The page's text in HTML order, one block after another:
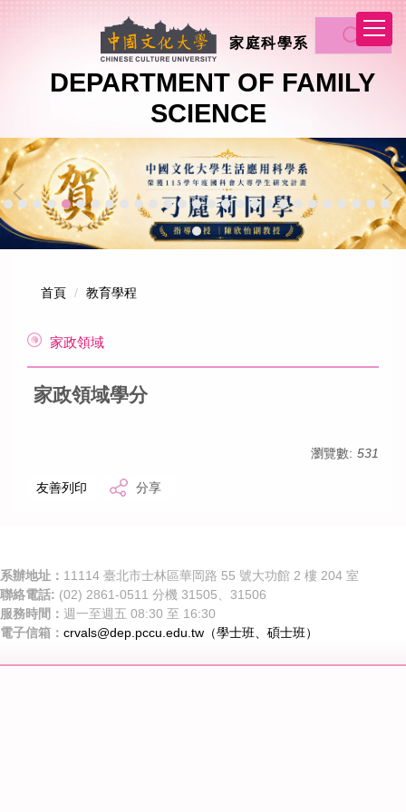
家庭科學系
DEPARTMENT OF FAMILY
SCIENCE
首頁 教育學程
家政領域
家政領域學分
瀏覽數: 531
友善列印 分享
系辦地址： 11114 臺北市士林區華岡路 55 號大功館 2 樓 204 室
聯絡電話: (02) 2861-0511 分機 31505、31506
服務時間： 週一至週五 08:30 至 16:30
電子信箱： crvals@dep.pccu.edu.tw（學士班、 碩士班）